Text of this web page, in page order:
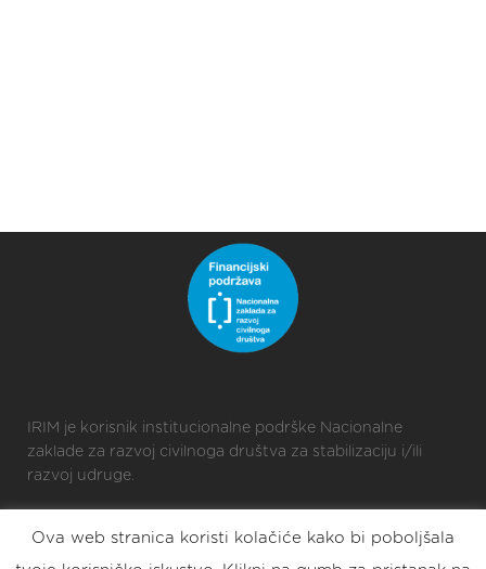
IRIM je korisnik institucionalne podrške Nacionalne
zaklade za razvoj civilnoga društva za stabilizaciju i/ili
razvoj udruge.
Ova web stranica koristi kolačiće kako bi poboljšala